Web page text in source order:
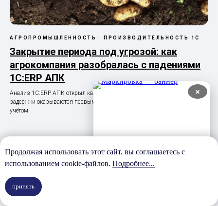
АГРОПРОМЫШЛЕННОСТЬ ПРОИЗВОДИТЕЛЬНОСТЬ 1С
Закрытие периода под угрозой: как
агрокомпания разобралась с падениями
1С:ERP АПК
Анализ 1С:ERP АПК открыл картину, в которой единичные падения и
задержки оказываются первыми симптомами серьёзных проблем с
учётом.
Еще кейсы
Продолжая использовать этот сайт, вы соглашаетесь с
использованием cookie-файлов. Подробнее...
принять
×